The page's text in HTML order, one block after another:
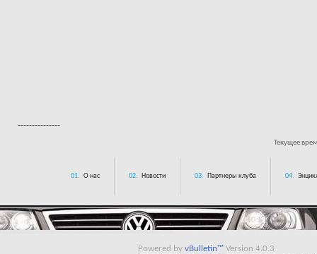
---------------
Текущее
01. О нас 02. Новости 03. Партнеры клуба 04.
Powered by vBulletin™ Version 4.0.3